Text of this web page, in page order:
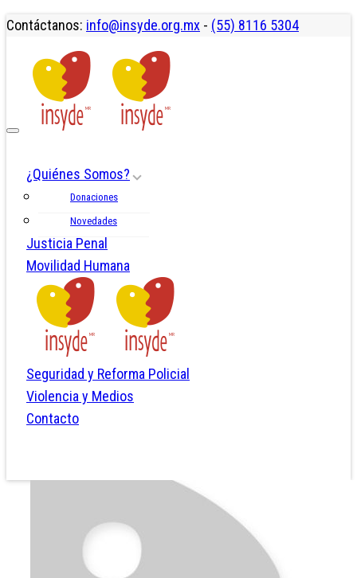
Contáctanos: info@insyde.org.mx - (55) 8116 5304
¿Quiénes Somos?
Donaciones
Novedades
Justicia Penal
Movilidad Humana
Seguridad y Reforma Policial
Violencia y Medios
Contacto